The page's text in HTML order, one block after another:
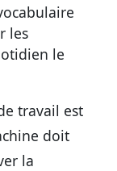
les
le
travail est
doit
la